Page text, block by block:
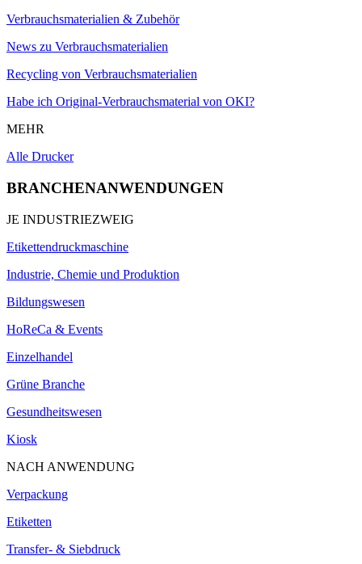
Verbrauchsmaterialien & Zubehör
News zu Verbrauchsmaterialien
Recycling von Verbrauchsmaterialien
Habe ich Original-Verbrauchsmaterial von OKI?
MEHR
Alle Drucker
BRANCHENANWENDUNGEN
JE INDUSTRIEZWEIG
Etikettendruckmaschine
Industrie, Chemie und Produktion
Bildungswesen
HoReCa & Events
Einzelhandel
Grüne Branche
Gesundheitswesen
Kiosk
NACH ANWENDUNG
Verpackung
Etiketten
Transfer- & Siebdruck